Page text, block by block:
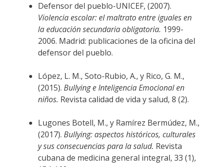
Defensor del pueblo-UNICEF, (2007).
Violencia escolar: el maltrato entre iguales en
la educación secundaria obligatoria. 1999-
2006. Madrid: publicaciones de la oficina del
defensor del pueblo.
López, L. M., Soto-Rubio, A., y Rico, G. M.,
(2015). Bullying e Inteligencia Emocional en
niños. Revista calidad de vida y salud, 8 (2).
Lugones Botell, M., y Ramírez Bermúdez, M.,
(2017). Bullying: aspectos históricos, culturales
y sus consecuencias para la salud. Revista
cubana de medicina general integral, 33 (1),